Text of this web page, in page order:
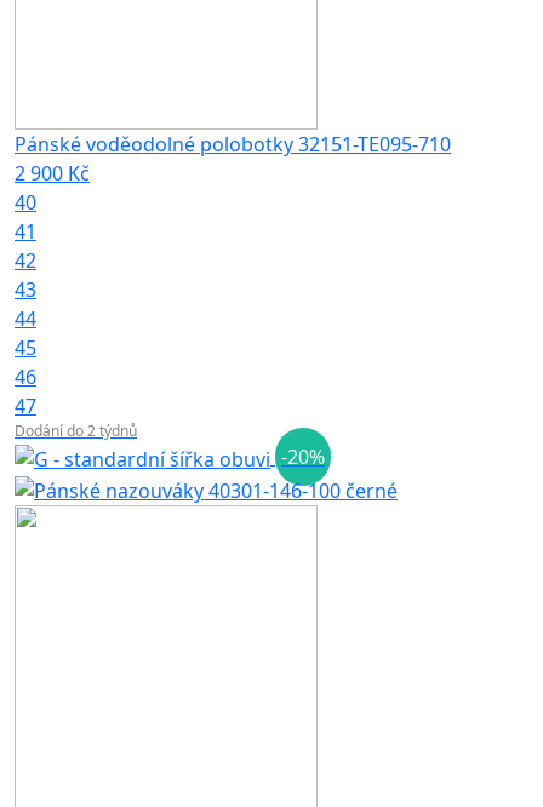
Pánské voděodolné polobotky 32151-TE095-710
2 900 Kč
40
41
42
43
44
45
46
47
Dodání do 2 týdnů
-20%